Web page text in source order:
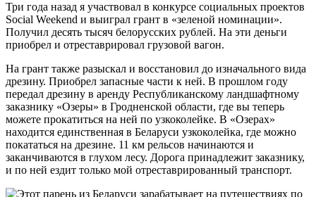
Три года назад я участвовал в конкурсе социальных проектов
Social Weekend и выиграл грант в «зеленой номинации».
Получил десять тысяч белорусских рублей. На эти деньги
приобрел и отреставрировал грузовой вагон.
На грант также разыскал и восстановил до изначального вида
дрезину. Приобрел запасные части к ней. В прошлом году
передал дрезину в аренду Республиканскому ландшафтному
заказнику «Озеры» в Гродненской области, где вы теперь
можете прокатиться на ней по узкоколейке. В «Озерах»
находится единственная в Беларуси узкоколейка, где можно
покататься на дрезине. 11 км рельсов начинаются и
заканчиваются в глухом лесу. Дорога принадлежит заказнику,
и по ней ездит только мой отреставрированный транспорт.